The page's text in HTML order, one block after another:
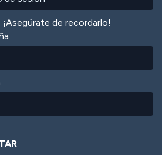
de recordarlo!